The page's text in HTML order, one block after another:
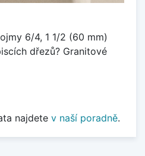
6/4, 1 1/2 (60 mm)
dřezů? Granitové
najdete v naší poradně.